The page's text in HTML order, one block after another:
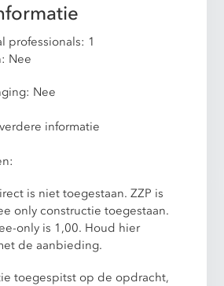
professionals: 1
Nee
Nee
informatie
is niet toegestaan. ZZP is
only constructie toegestaan.
only is 1,00. Houd hier
de aanbieding.
toegespitst op de opdracht,